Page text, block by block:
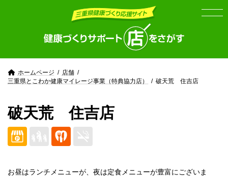
ホームページ
店舗
三重県とこわか健康マイレージ事業（特典協力店）
破天荒 住吉店
破天荒 住吉店
お昼はランチメニューが、夜は定食メニューが豊富にございま